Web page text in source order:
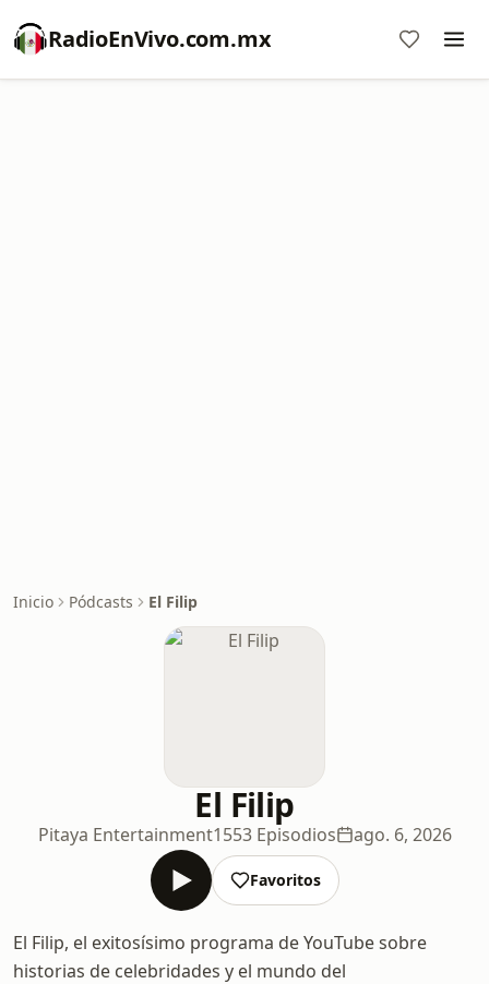
RadioEnVivo.com.mx
Inicio Pódcasts El Filip
El Filip
Pitaya Entertainment1553 Episodios ago. 6, 2026
Favoritos
El Filip, el exitosísimo programa de YouTube sobre
historias de celebridades y el mundo del